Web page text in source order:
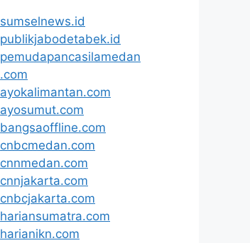
sumselnews.id
publikjabodetabek.id
pemudapancasilamedan
.com
ayokalimantan.com
ayosumut.com
bangsaoffline.com
cnbcmedan.com
cnnmedan.com
cnnjakarta.com
cnbcjakarta.com
hariansumatra.com
harianikn.com